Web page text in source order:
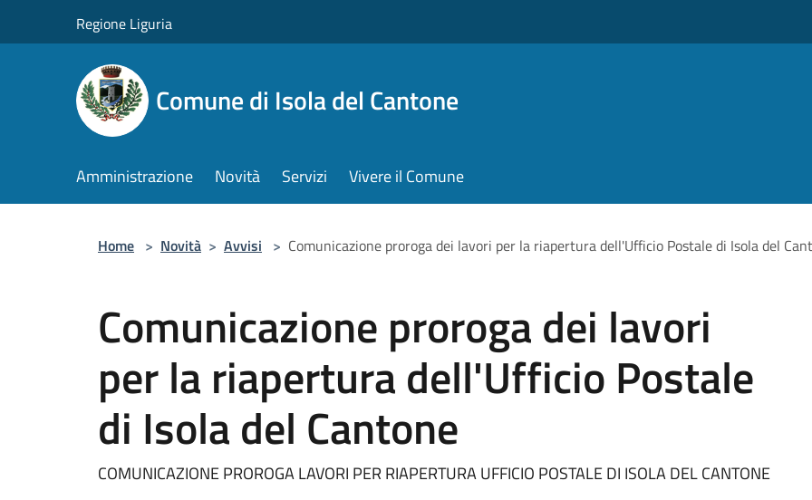
Regione Liguria
Comune di Isola del Cantone
Amministrazione Novità Servizi Vivere il Comune
Home > Novità > Avvisi > Comunicazione proroga dei lavori per la riapertura dell'Ufficio Postale di Isola del
Comunicazione proroga dei lavori
per la riapertura dell'Ufficio Postale
di Isola del Cantone
COMUNICAZIONE PROROGA LAVORI PER RIAPERTURA UFFICIO POSTALE DI ISOLA DEL CANTONE